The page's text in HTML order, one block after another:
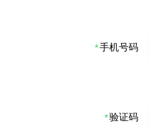
手机号码
验证码